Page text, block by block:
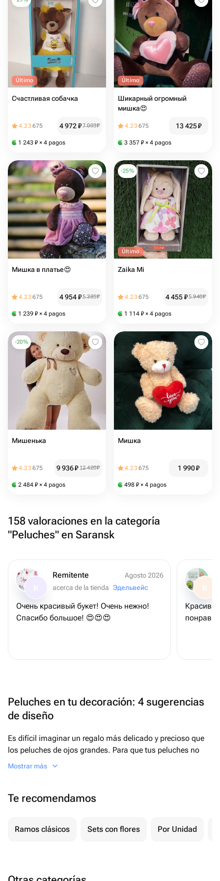
Último
Счастливая собачка
4.23675 4 972₽7 003₽
1 243 ₽ × 4 pagos
Último
Шикарный огромный
мишка😍
4.23675 13 425₽
3 357 ₽ × 4 pagos
Мишка в платье😍
4.23675 4 954₽5 385₽
1 239 ₽ × 4 pagos
-25%
Último
Zaika Mi
4.23675 4 455₽5 940₽
1 114 ₽ × 4 pagos
-20%
Мишенька
4.23675 9 936₽ 12 420₽
2 484 ₽ × 4 pagos
Мишка
4.23675 1 990₽
498 ₽ × 4 pagos
158 valoraciones en la categoría
"Peluches" en Saransk
Remitente
Agosto 2026
acerca de la tienda Эдельвейс
Очень красивый букет! Очень нежно!
Спасибо большое! 😍😍😍
R
Красивая
Peluches en tu decoración: 4 sugerencias
de diseño
Es difícil imaginar un regalo más delicado y precioso que
los peluches de ojos grandes. Para que tus peluches no
sólo acumulen polvo, hemos encontrado formas únicas de
En primer lugar, en lugar de guardar los peluches sobre la
cama, colócalos en una vitrina, que evita que estos
En segundo lugar, para los peluches pequeños, las
prueba a colocar adornos contextuales, como un rincón
Mostrar más
Te recomendamos
Ramos clásicos Sets con flores Por Unidad